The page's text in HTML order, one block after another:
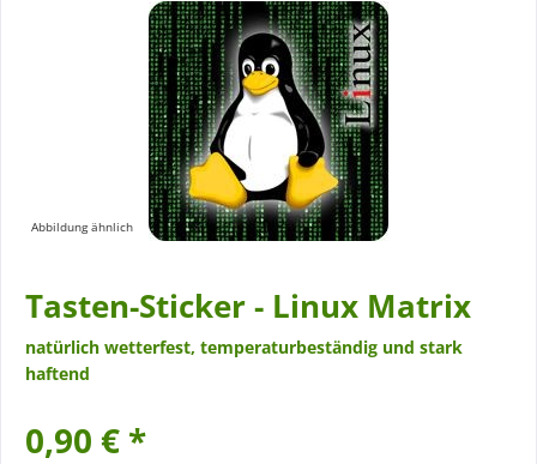
Abbildung ähnlich
Tasten-Sticker - Linux Matrix
natürlich wetterfest, temperaturbeständig und stark
haftend
0,90 € *